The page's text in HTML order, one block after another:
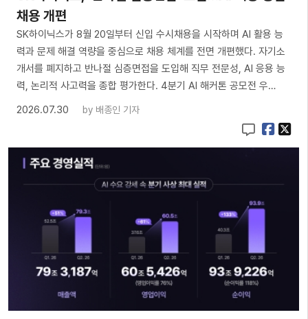
채용 개편
SK하이닉스가 8월 20일부터 신입 수시채용을 시작하며 AI 활용 능
력과 문제 해결 역량을 중심으로 채용 체계를 전면 개편했다. 자기소
개서를 폐지하고 반나절 심층면접을 도입해 직무 전문성, AI 응용 능
력, 논리적 사고력을 종합 평가한다. 4분기 AI 해커톤 공모전 우…
2026.07.30
by 배종인 기자